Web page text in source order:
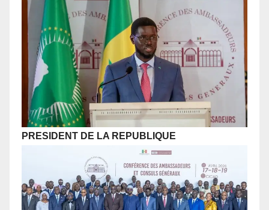
PRESIDENT DE LA REPUBLIQUE